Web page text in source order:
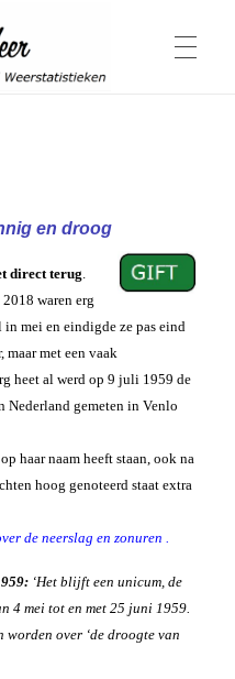
en droog
direct terug.
waren erg
in mei en eindigde ze pas eind
maar met een vaak
heet al werd op 9 juli 1959 de
Nederland gemeten in Venlo
haar naam heeft staan, ook na
hoog genoteerd staat extra
de neerslag en zonuren .
‘Het blijft een unicum, de
4 mei tot en met 25 juni 1959.
worden over ‘de droogte van